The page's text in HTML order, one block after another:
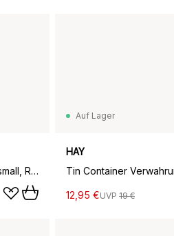
Tin Container Verwahrungsdose small, Red-off white
Auf Lager
HAY
12,95 €UVP 19 €